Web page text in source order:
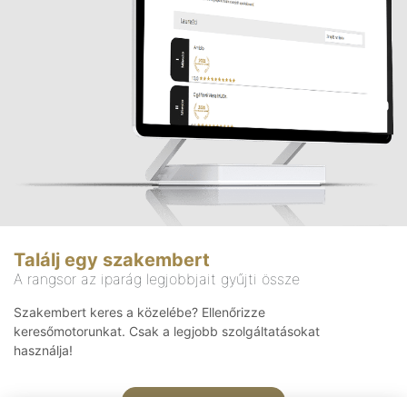
Találj egy szakembert
A rangsor az iparág legjobbjait gyűjti össze
Szakembert keres a közelébe? Ellenőrizze
keresőmotorunkat. Csak a legjobb szolgáltatásokat
használja!